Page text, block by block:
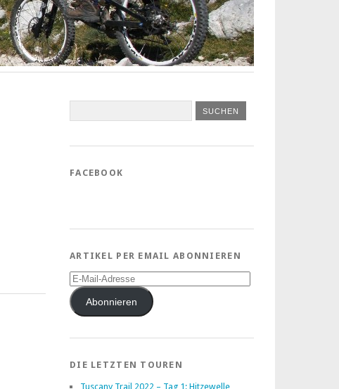
FACEBOOK
ARTIKEL PER EMAIL ABONNIEREN
E-
Mail-
AdresseAbonnieren
DIE LETZTEN TOUREN
Tuscany Trail 2022 – Tag 1: Hitzewelle